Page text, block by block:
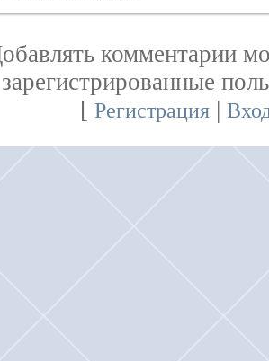
комментарии
зарегистрированные
[Регистрация |